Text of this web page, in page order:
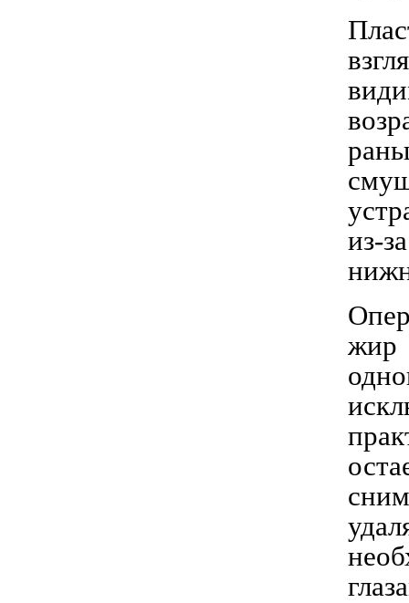
из-
жир